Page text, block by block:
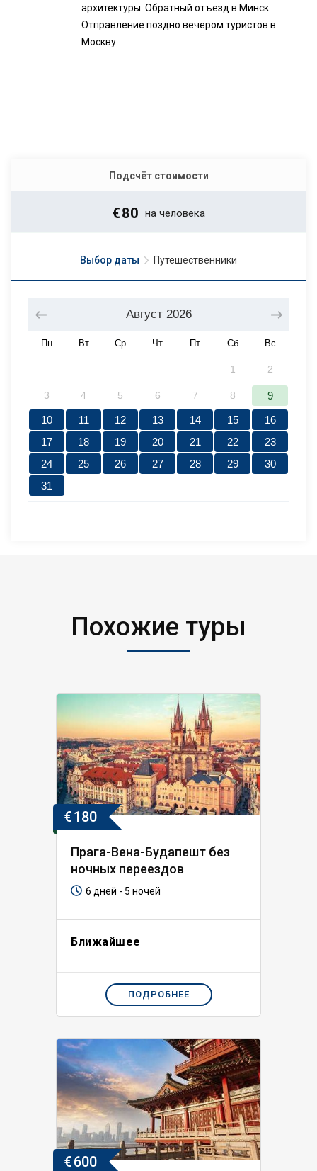
архитектуры. Обратный отъезд в Минск.
Отправление поздно вечером туристов в
Москву.
Подсчёт стоимости
€80 на человека
Выбор даты Путешественники
Август 2026
Пн Вт Ср Чт Пт Сб Вс
1 2
3 4 5 6 7 8
9
10
11 12 13 14 15
16
17
18 19 20 21 22
23
24
25 26 27 28 29
30
31
Похожие туры
€180
Прага-Вена-Будапешт без
ночных переездов
6 дней - 5 ночей
Ближайшее
ПОДРОБНЕЕ
€600